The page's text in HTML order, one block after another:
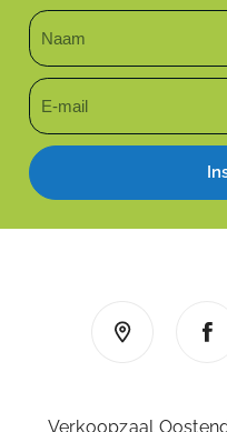
Verkoopzaal